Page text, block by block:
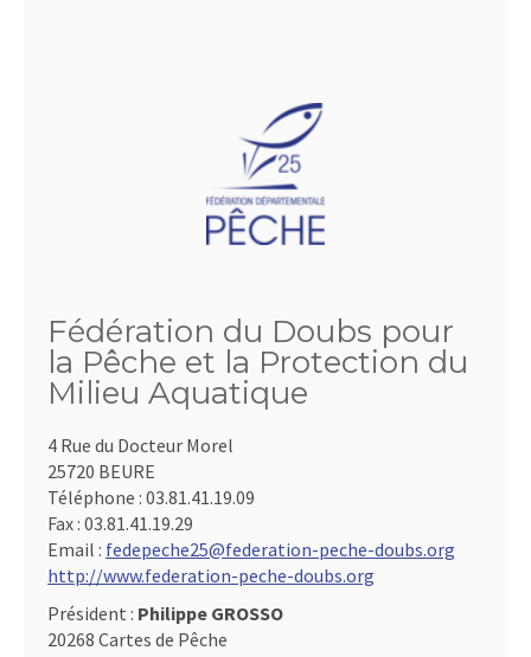
Fédération du Doubs pour
la Pêche et la Protection du
Milieu Aquatique
4 Rue du Docteur Morel
25720 BEURE
Téléphone : 03.81.41.19.09
Fax : 03.81.41.19.29
Email : fedepeche25@federation-peche-doubs.org
http://www.federation-peche-doubs.org
Président : Philippe GROSSO
20268 Cartes de Pêche